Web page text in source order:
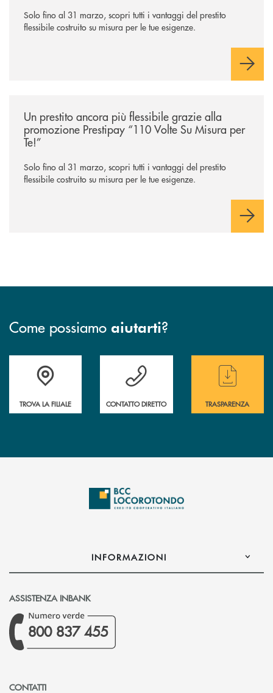
Solo fino al 31 marzo, scopri tutti i vantaggi del prestito
flessibile costruito su misura per le tue esigenze.
Un prestito ancora più flessibile grazie alla
promozione Prestipay “110 Volte Su Misura per
Te!”
Solo fino al 31 marzo, scopri tutti i vantaggi del prestito
flessibile costruito su misura per le tue esigenze.
Come possiamo aiutarti?
Accedi all' elenco completo delle filiali
TROVA LA FILIALE
Hai bisogno di assistenza immediata ?
CONTATTO DIRETTO
Hai bisogno di
TRASPARENZA
INFORMAZIONI
ASSISTENZA INBANK
800 837 455
CONTATTI